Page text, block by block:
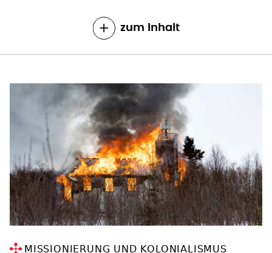
zum Inhalt
MISSIONIERUNG UND KOLONIALISMUS